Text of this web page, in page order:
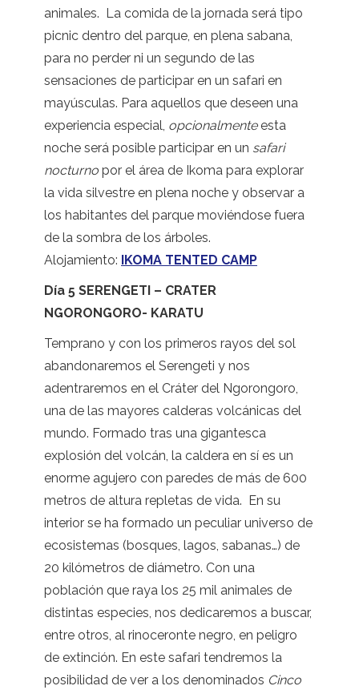
animales. La comida de la jornada será tipo
picnic dentro del parque, en plena sabana,
para no perder ni un segundo de las
sensaciones de participar en un safari en
mayúsculas. Para aquellos que deseen una
experiencia especial, opcionalmenteesta
noche será posible participar en un safari
nocturno por el área de Ikoma para explorar
la vida silvestre en plena noche y observar a
los habitantes del parque moviéndose fuera
de la sombra de los árboles.
Alojamiento: IKOMA TENTED CAMP
Día 5 SERENGETI – CRATER
NGORONGORO- KARATU
Temprano y con los primeros rayos del sol
abandonaremos el Serengeti y nos
adentraremos en el Cráter del Ngorongoro,
una de las mayores calderas volcánicas del
mundo. Formado tras una gigantesca
explosión del volcán, la caldera en sí es un
enorme agujero con paredes de más de 600
metros de altura repletas de vida. En su
interior se ha formado un peculiar universo de
ecosistemas (bosques, lagos, sabanas…) de
20 kilómetros de diámetro. Con una
población que raya los 25 mil animales de
distintas especies, nos dedicaremos a buscar,
entre otros, al rinoceronte negro, en peligro
de extinción. En este safari tendremos la
posibilidad de ver a los denominados Cinco